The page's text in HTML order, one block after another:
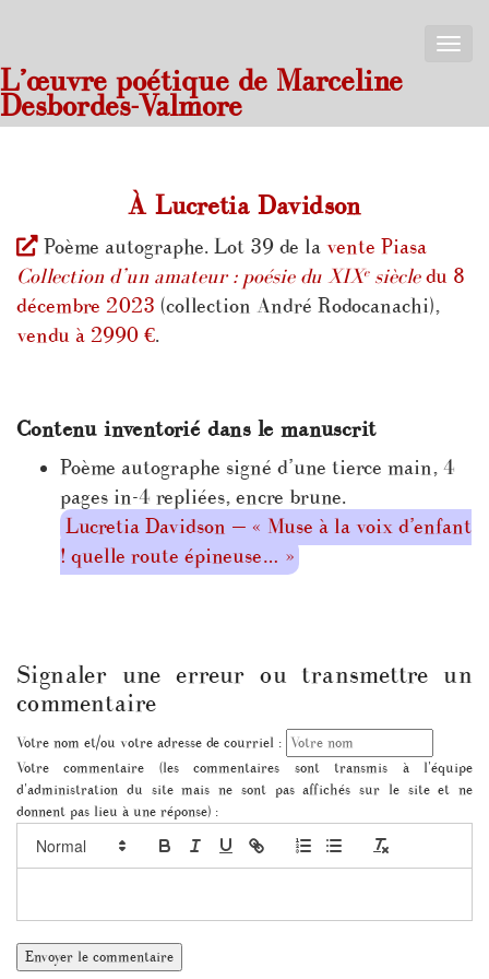
Toggle
L’œuvre poétique de Marceline
Desbordes-Valmore
À Lucretia Davidson
Poème autographe. Lot 39 de la vente Piasa
Collection d’un amateur : poésie du XIXesiècledu 8
décembre 2023 (collection André Rodocanachi),
vendu à 2990 €.
Contenu inventorié dans le manuscrit
Poème autographe signé d’une tierce main, 4
pages in-4 repliées, encre brune.
Lucretia Davidson — « Muse à la voix d’enfant
! quelle route épineuse… »
Signaler une erreur ou transmettre un
commentaire
Votre nom et/ou votre adresse de courriel :
Votre commentaire (les commentaires sont transmis à l'équipe
d'administration du site mais ne sont pas affichés sur le site et ne
donnent pas lieu à une réponse) :